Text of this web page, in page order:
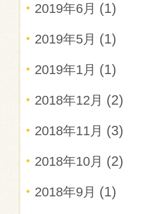
2019年6月 (1)
2019年5月 (1)
2019年1月 (1)
2018年12月 (2)
2018年11月 (3)
2018年10月 (2)
2018年9月 (1)